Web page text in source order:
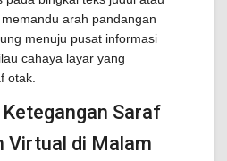
arah pandangan
menuju pusat informasi
cahaya layar yang
otak.
Saraf
Virtual di Malam